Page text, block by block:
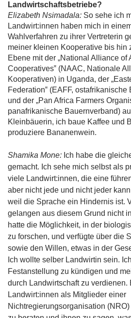
Landwirtschaftsbetriebe?
Elizabeth Nsimadala: So sehe ich
Landwirt:innen haben mich in
Wahlverfahren zu ihrer Vertreterin
meiner kleinen Kooperative bis hin
Ebene mit der „National Alliance of
Cooperatives‟ (NAAC, Nationale
Kooperativen) in Uganda, der
Federation‟ (EAFF,
und der „Pan Africa Farmers
panafrikanische Bauernverband)
Kleinbäuerin, ich baue Kaffee und
produziere Bananenwein.
Shamika Mone: Ich habe die
gemacht. Ich sehe mich selbst als
viele Landwirt:innen, die eine
aber nicht jede und nicht jeder
weil die Sprache ein Hindernis ist.
gelangen aus diesem Grund nicht
hatte die Möglichkeit, in der
zu forschen, und verfügte über die
sowie den Willen, etwas in der
Ich wollte selber Landwirtin sein.
Festanstellung zu kündigen und
durch Landwirtschaft zu verdienen.
Landwirt:innen als Mitglieder einer
Nichtregierungsorganisation